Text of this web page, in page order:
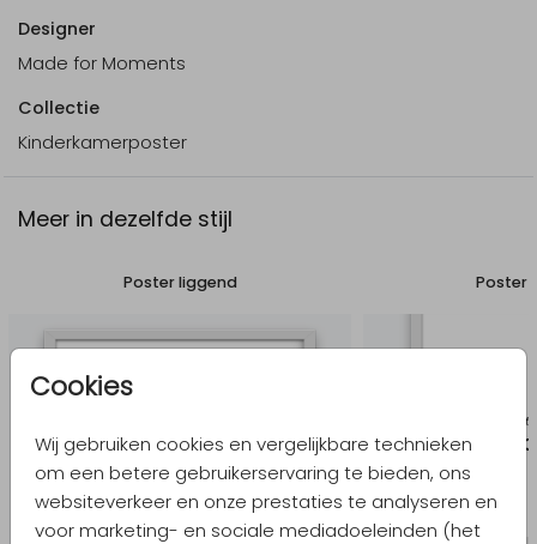
Cookies
Wij gebruiken cookies en vergelijkbare technieken
om een betere gebruikerservaring te bieden, ons
websiteverkeer en onze prestaties te analyseren en
voor marketing- en sociale mediadoeleinden (het
Designer
Made for Moments
Collectie
Kinderkamerposter
Meer in dezelfde stijl
Poster liggend Poster